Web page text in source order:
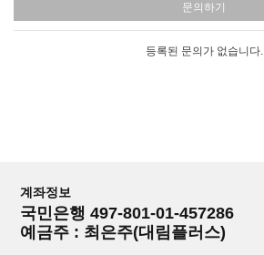
문의하기
등록된 문의가 없습니다.
계좌정보
국민은행 497-801-01-457286
예금주 : 최은주(대림플러스)